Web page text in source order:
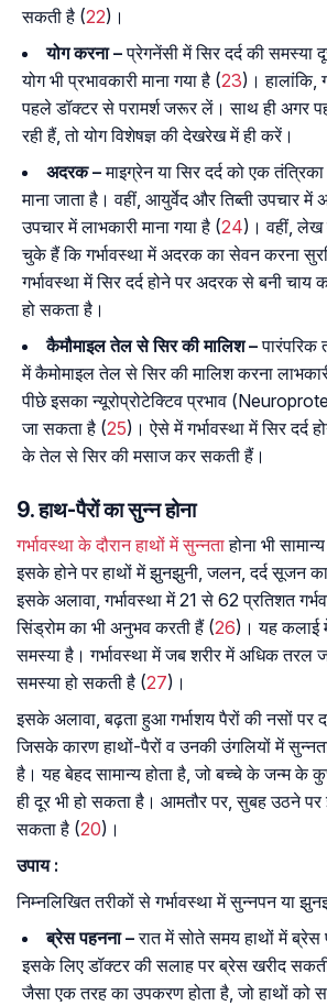
सकती है (22)।
योग करना –प्रेगनेंसी में सिर दर्द की
योग भी प्रभावकारी माना गया है (23)। हालांकि,
पहले डॉक्टर से परामर्श जरूर लें। साथ ही अगर
रही हैं, तो योग विशेषज्ञ की देखरेख में ही करें।
अदरक –माइग्रेन या सिर दर्द को एक
माना जाता है। वहीं, आयुर्वेद और तिब्ती उपचार
उपचार में लाभकारी माना गया है (24)। वहीं, लेख
चुके हैं कि गर्भावस्था में अदरक का सेवन करना
गर्भावस्था में सिर दर्द होने पर अदरक से बनी चाय
हो सकता है।
कैमौमाइल तेल से सिर की मालिश –पारंपरिक
में कैमोमाइल तेल से सिर की मालिश करना
पीछे इसका न्यूरोप्रोटेक्टिव प्रभाव
जा सकता है (25)। ऐसे में गर्भावस्था में सिर दर्द
के तेल से सिर की मसाज कर सकती हैं।
9. हाथ-पैरों का सुन्न होना
गर्भावस्था के दौरान हाथों में सुन्नताहोना भी
इसके होने पर हाथों में झुनझुनी, जलन, दर्द सूजन
इसके अलावा, गर्भावस्था में 21 से 62 प्रतिशत
सिंड्रोम का भी अनुभव करती हैं (26)। यह कलाई
समस्या है। गर्भावस्था में जब शरीर में अधिक तरल
समस्या हो सकती है (27)।
इसके अलावा, बढ़ता हुआ गर्भाशय पैरों की नसों पर
जिसके कारण हाथों-पैरों व उनकी उंगलियों में
है। यह बेहद सामान्य होता है, जो बच्चे के जन्म
ही दूर भी हो सकता है। आमतौर पर, सुबह उठने
सकता है (20)।
उपाय :
निम्नलिखित तरीकों से गर्भावस्था में सुन्नपन या
ब्रेस पहनना –रात में सोते समय हाथों में
इसके लिए डॉक्टर की सलाह पर ब्रेस खरीद
जैसा एक तरह का उपकरण होता है, जो हाथों को